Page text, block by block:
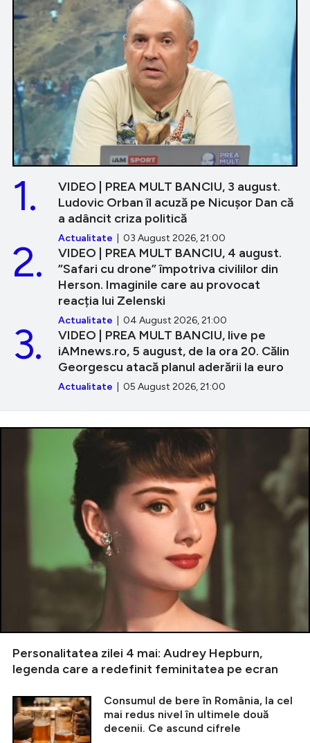
VIDEO | PREA MULT BANCIU, 3 august.
Ludovic Orban îl acuză pe Nicușor Dan că
a adâncit criza politică
Actualitate | 03 August 2026, 21:00
1.
VIDEO | PREA MULT BANCIU, 4 august.
”Safari cu drone” împotriva civililor din
Herson. Imaginile care au provocat
reacția lui Zelenski
Actualitate | 04 August 2026, 21:00
2.
VIDEO | PREA MULT BANCIU, live pe
iAMnews.ro, 5 august, de la ora 20. Călin
Georgescu atacă planul aderării la euro
Actualitate | 05 August 2026, 21:00
3.
Personalitatea zilei 4 mai: Audrey Hepburn,
legenda care a redefinit feminitatea pe ecran
Consumul de bere în România, la cel
mai redus nivel în ultimele două
decenii. Ce ascund cifrele